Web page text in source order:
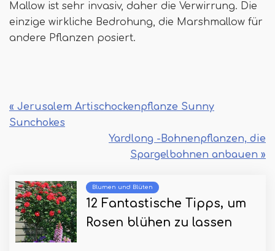
Mallow ist sehr invasiv, daher die Verwirrung. Die
einzige wirkliche Bedrohung, die Marshmallow für
andere Pflanzen posiert.
« Jerusalem Artischockenpflanze Sunny
Sunchokes
Yardlong -Bohnenpflanzen, die
Spargelbohnen anbauen »
Blumen und Blüten
12 Fantastische Tipps, um
Rosen blühen zu lassen